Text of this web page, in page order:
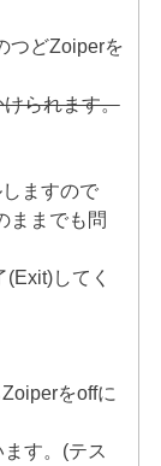
どZoiperを
られます。
ますので
までも問
してく
をoffに
す。(テス